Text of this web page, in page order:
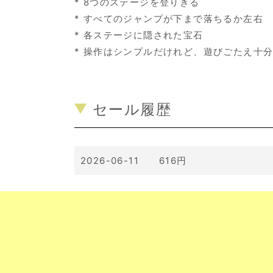
* すべてのジャンプが下まで落ちるか左右
* 各ステージに隠された宝石
* 操作はシンプルだけれど、遊びごたえ十分
セール履歴
2026-06-11 616円